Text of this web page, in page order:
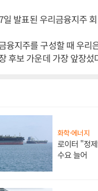
발표된 우리금융지주
융지주를 구성할 때 우리
후보 가운데 가장 앞장
화학·에너지
로이터 "정
수요 늘어